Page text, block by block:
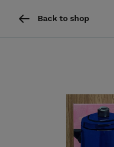
Back to shop